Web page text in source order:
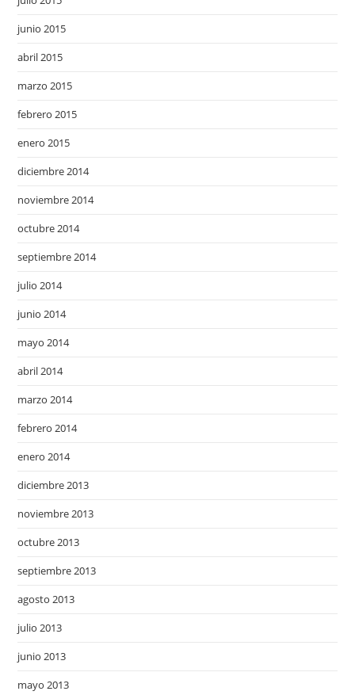
junio 2015
abril 2015
marzo 2015
febrero 2015
enero 2015
diciembre 2014
noviembre 2014
octubre 2014
septiembre 2014
julio 2014
junio 2014
mayo 2014
abril 2014
marzo 2014
febrero 2014
enero 2014
diciembre 2013
noviembre 2013
octubre 2013
septiembre 2013
agosto 2013
julio 2013
junio 2013
mayo 2013